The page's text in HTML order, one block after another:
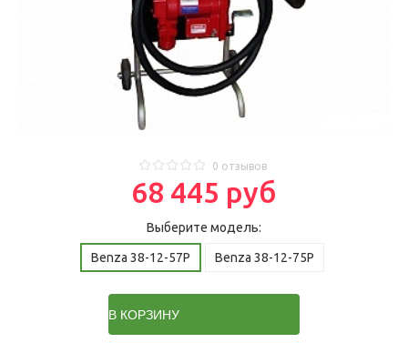
0 отзывов
68 445 руб
Выберите модель:
Benza 38-12-57Р Benza 38-12-75Р